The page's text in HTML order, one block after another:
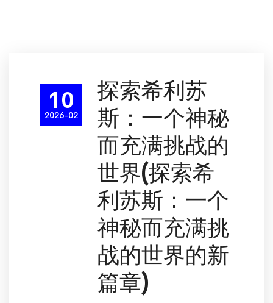
10
2026-02
探索希利苏
斯：一个神秘
而充满挑战的
世界(探索希
利苏斯：一个
神秘而充满挑
战的世界的新
篇章)